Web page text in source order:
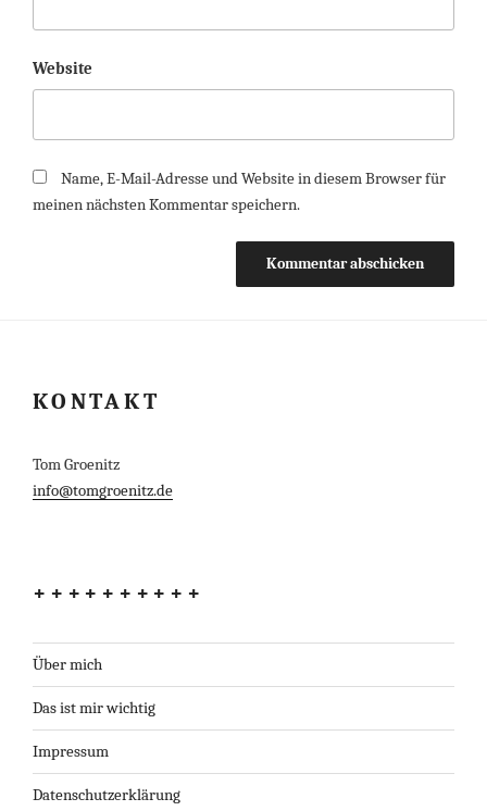
Website
Name, E-Mail-Adresse und Website in diesem Browser für
meinen nächsten Kommentar speichern.
KONTAKT
Tom Groenitz
info@tomgroenitz.de
++++++++++
Über mich
Das ist mir wichtig
Impressum
Datenschutzerklärung